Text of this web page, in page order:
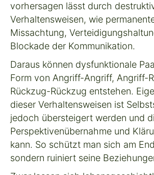
vorhersagen lässt durch
Verhaltensweisen, wie
Missachtung,
Blockade der Kommunikation.
Daraus können dysfunktionale
Form von Angriff-Angriff, Angriff-
Rückzug-Rückzug entstehen.
dieser Verhaltensweisen ist
jedoch übersteigert werden und
Perspektivenübernahme und
kann. So schützt man sich am
sondern ruiniert seine